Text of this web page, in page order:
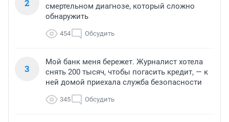
2
смертельном диагнозе, который сложно
обнаружить
454 Обсудить
3
Мой банк меня бережет. Журналист хотела
снять 200 тысяч, чтобы погасить кредит, — к
ней домой приехала служба безопасности
345 Обсудить